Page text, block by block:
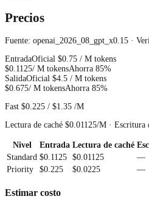
Precios
Fuente: openai_2026_08_gpt_x0.15 ·
EntradaOficial $0.75 / M tokens
$0.1125/ M tokensAhorra 85%
SalidaOficial $4.5 / M tokens
$0.675/ M tokensAhorra 85%
Fast $0.225 / $1.35 /M
Lectura de caché $0.01125/M · Escritura
Nivel Entrada Lectura de caché
Standard $0.1125 $0.01125 —
Priority
$0.225 $0.0225 —
Estimar costo